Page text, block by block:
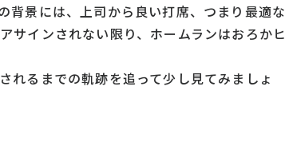
背景には、上司から良い打席、つまり最適な
サインされない限り、ホームランはおろかヒ
れるまでの軌跡を追って少し見てみましょ